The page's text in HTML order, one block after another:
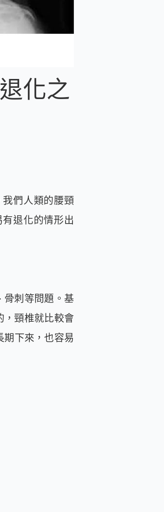
化之
們人類的腰頸
退化的情形出
刺等問題。基
，頸椎就比較會
下來，也容易